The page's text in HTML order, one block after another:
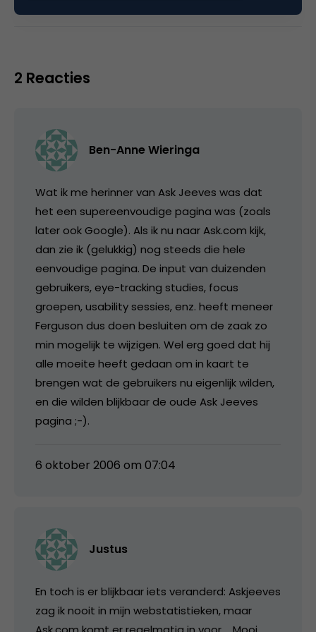
2 Reacties
Ben-Anne Wieringa
Wat ik me herinner van Ask Jeeves was dat
het een supereenvoudige pagina was (zoals
later ook Google). Als ik nu naar Ask.com kijk,
dan zie ik (gelukkig) nog steeds die hele
eenvoudige pagina. De input van duizenden
gebruikers, eye-tracking studies, focus
groepen, usability sessies, enz. heeft meneer
Ferguson dus doen besluiten om de zaak zo
min mogelijk te wijzigen. Wel erg goed dat hij
alle moeite heeft gedaan om in kaart te
brengen wat de gebruikers nu eigenlijk wilden,
en die wilden blijkbaar de oude Ask Jeeves
pagina ;-).
6 oktober 2006 om 07:04
Justus
En toch is er blijkbaar iets veranderd: Askjeeves
zag ik nooit in mijn webstatistieken, maar